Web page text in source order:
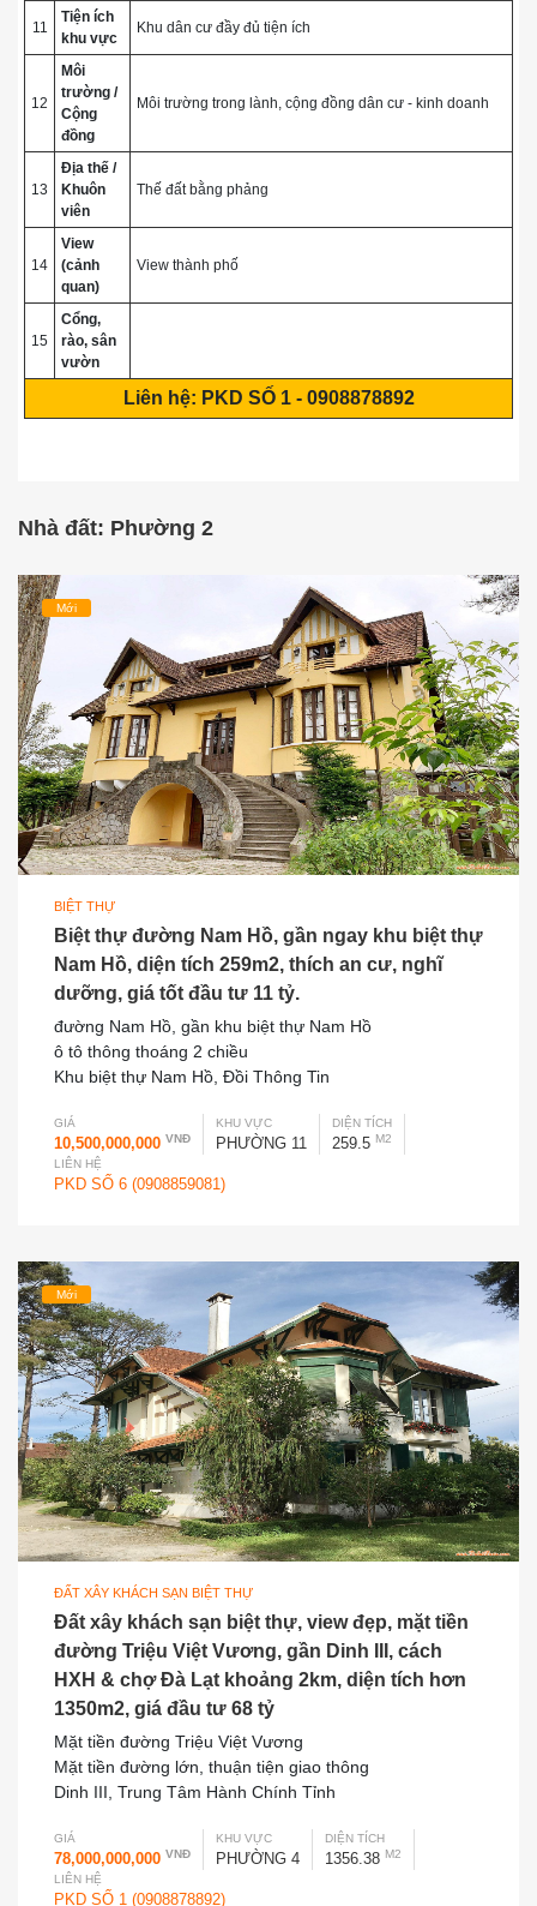
11
Tiện ích
khu vực
Khu dân cư đầy đủ tiện ích
12
Môi
trường /
Cộng
đồng
Môi trường trong lành, cộng đồng dân cư - kinh doanh
13
Địa thế /
Khuôn
viên
Thế đất bằng phảng
14
View
(cảnh
quan)
View thành phố
15
Cổng,
rào, sân
vườn
Liên hệ: PKD SỐ 1 - 0908878892
Nhà đất: Phường 2
Mới
BIỆT THỰ
Biệt thự đường Nam Hồ, gần ngay khu biệt thự
Nam Hồ, diện tích 259m2, thích an cư, nghĩ
dưỡng, giá tốt đầu tư 11 tỷ.
đường Nam Hồ, gần khu biệt thự Nam Hồ
ô tô thông thoáng 2 chiều
Khu biệt thự Nam Hồ, Đồi Thông Tin
GIÁ
10,500,000,000 VNĐ
KHU VỰC
PHƯỜNG 11
DIỆN TÍCH
259.5 M2
LIÊN HỆ
PKD SỐ 6 (0908859081)
Mới
ĐẤT XÂY KHÁCH SẠN BIỆT THỰ
Đất xây khách sạn biệt thự, view đẹp, mặt tiền
đường Triệu Việt Vương, gần Dinh III, cách
HXH & chợ Đà Lạt khoảng 2km, diện tích hơn
1350m2, giá đầu tư 68 tỷ
Mặt tiền đường Triệu Việt Vương
Mặt tiền đường lớn, thuận tiện giao thông
Dinh III, Trung Tâm Hành Chính Tỉnh
GIÁ
78,000,000,000 VNĐ
KHU VỰC
PHƯỜNG 4
DIỆN TÍCH
1356.38 M2
LIÊN HỆ
PKD SỐ 1 (0908878892)